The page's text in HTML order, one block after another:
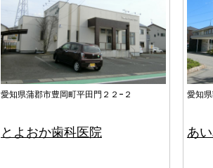
愛知県蒲郡市豊岡町平田門２２−２
とよおか歯科医院
愛知
あ